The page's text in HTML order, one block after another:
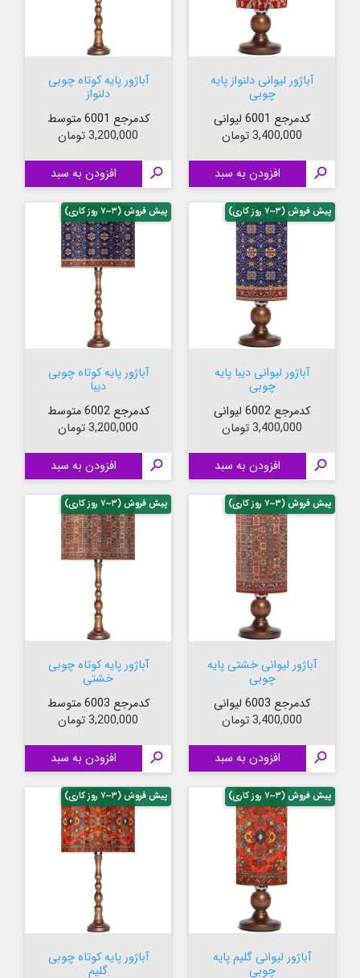
آباژور لیوانی دلنواز پایه
چوبی
کدمرجع 6001 لیوانی
قیمت
3,400,000 تومان
 افزودن به سبد
آباژور پایه کوتاه چوبی
دلنواز
کدمرجع 6001 متوسط
قیمت
3,200,000 تومان
 افزودن به سبد
آباژور لیوانی دیبا پایه
چوبی
کدمرجع 6002 لیوانی
قیمت
3,400,000 تومان
 افزودن به سبد
پیش فروش (۳~۷ روز کاری)
آباژور پایه کوتاه چوبی
دیبا
کدمرجع 6002 متوسط
قیمت
3,200,000 تومان
 افزودن به سبد
پیش فروش (۳~۷ روز کاری)
آباژور لیوانی خشتی پایه
چوبی
کدمرجع 6003 لیوانی
قیمت
3,400,000 تومان
 افزودن به سبد
پیش فروش (۳~۷ روز کاری)
آباژور پایه کوتاه چوبی
خشتی
کدمرجع 6003 متوسط
قیمت
3,200,000 تومان
 افزودن به سبد
پیش فروش (۳~۷ روز کاری)
آباژور لیوانی گلیم پایه
چوبی
پیش فروش (۳~۷ روز کاری)
آباژور پایه کوتاه چوبی
گلیم
پیش فروش (۳~۷ روز کاری)